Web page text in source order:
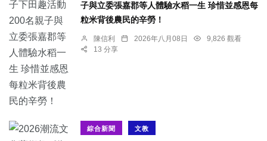
子與立委張嘉郡等人體驗水稻一生 珍惜並感恩每
粒米背後農民的辛勞！
陳信利 2026年八月08日
9,826 觀看
13 分享
綜合新聞 文教